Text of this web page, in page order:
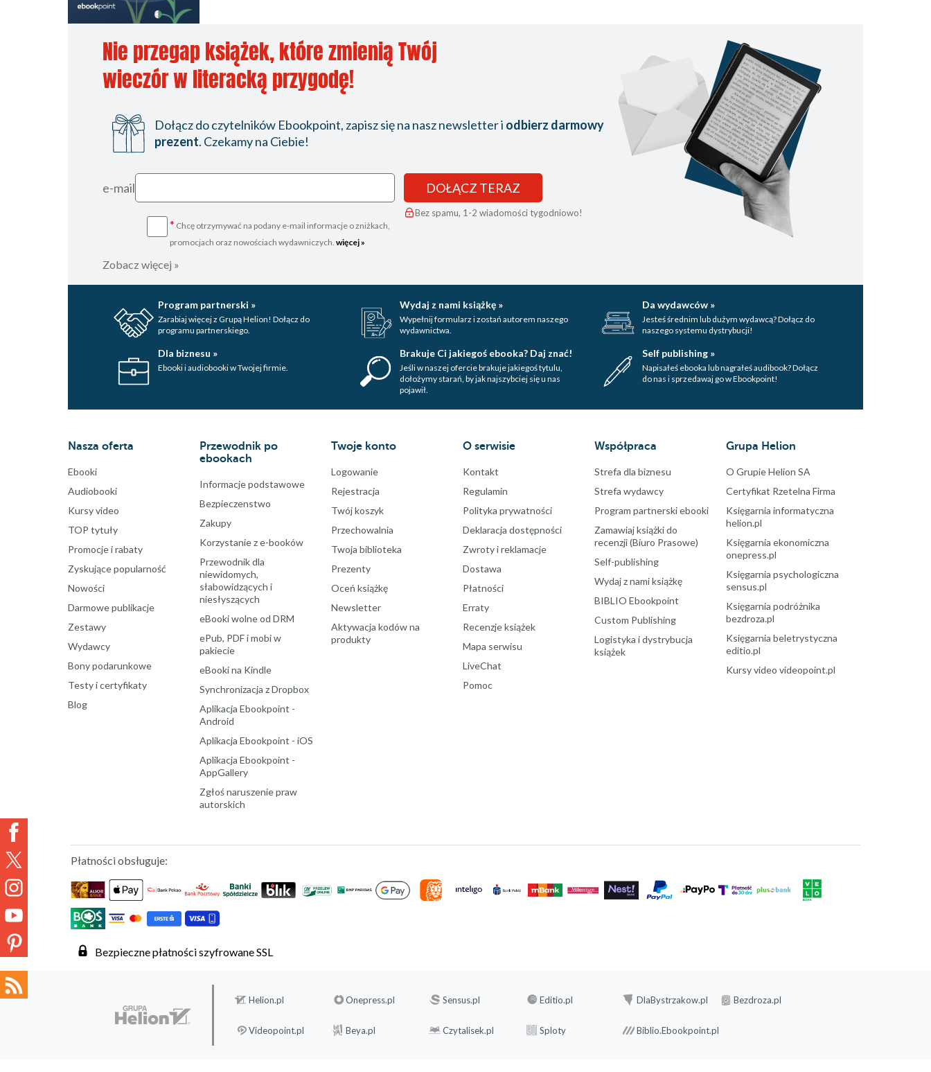
Nie przegap książek, które zmienią Twój
wieczór w literacką przygodę!
Dołącz do czytelników Ebookpoint, zapisz się na nasz newsletter i odbierz darmowy
prezent. Czekamy na Ciebie!
e-mail
* Chcę otrzymywać na podany e-mail informacje o zniżkach,
promocjach oraz nowościach wydawniczych. więcej »
DOŁĄCZ TERAZ
Bez spamu, 1-2 wiadomości tygodniowo!
Zobacz więcej »
Program partnerski »
Zarabiaj więcej z Grupą Helion! Dołącz do
programu partnerskiego.
Wydaj z nami książkę »
Wypełnij formularz i zostań autorem naszego
wydawnictwa.
Da wydawców »
Jesteś średnim lub dużym wydawcą? Dołącz do
naszego systemu dystrybucji!
Dla biznesu »
Ebooki i audiobooki w Twojej firmie.
Brakuje Ci jakiegoś ebooka? Daj znać!
Jeśli w naszej ofercie brakuje jakiegoś tytulu,
dołożymy starań, by jak najszybciej się u nas
pojawił.
Self publishing »
Napisałeś ebooka lub nagrałeś audibook? Dołącz
do nas i sprzedawaj go w Ebookpoint!
Nasza oferta
Ebooki
Audiobooki
Kursy video
TOP tytuły
Promocje i rabaty
Zyskujące popularność
Nowości
Darmowe publikacje
Zestawy
Wydawcy
Bony podarunkowe
Testy i certyfikaty
Blog
Przewodnik po
ebookach
Informacje podstawowe
Bezpieczenstwo
Zakupy
Korzystanie z e-booków
Przewodnik dla
niewidomych,
słabowidzących i
niesłyszących
eBooki wolne od DRM
ePub, PDF i mobi w
pakiecie
eBooki na Kindle
Synchronizacja z Dropbox
Aplikacja Ebookpoint -
Android
Aplikacja Ebookpoint - iOS
Aplikacja Ebookpoint -
AppGallery
Zgłoś naruszenie praw
autorskich
Twoje konto
Logowanie
Rejestracja
Twój koszyk
Przechowalnia
Twoja biblioteka
Prezenty
Oceń książkę
Newsletter
Aktywacja kodów na
produkty
O serwisie
Kontakt
Regulamin
Polityka prywatności
Deklaracja dostępności
Zwroty i reklamacje
Dostawa
Płatności
Erraty
Recenzje książek
Mapa serwisu
LiveChat
Pomoc
Współpraca
Strefa dla biznesu
Strefa wydawcy
Program partnerski ebooki
Zamawiaj książki do
recenzji (Biuro Prasowe)
Self-publishing
Wydaj z nami książkę
BIBLIO Ebookpoint
Custom Publishing
Logistyka i dystrybucja
książek
Grupa Helion
O Grupie Helion SA
Certyfikat Rzetelna Firma
Księgarnia informatyczna
helion.pl
Księgarnia ekonomiczna
onepress.pl
Księgarnia psychologiczna
sensus.pl
Księgarnia podróżnika
bezdroza.pl
Księgarnia beletrystyczna
editio.pl
Kursy video videopoint.pl
Płatności obsługuje:
Bezpieczne płatności szyfrowane SSL
Helion.pl Onepress.pl Sensus.pl Editio.pl DlaBystrzakow.pl Bezdroza.pl
Videopoint.pl Beya.pl Czytalisek.pl Sploty Biblio.Ebookpoint.pl